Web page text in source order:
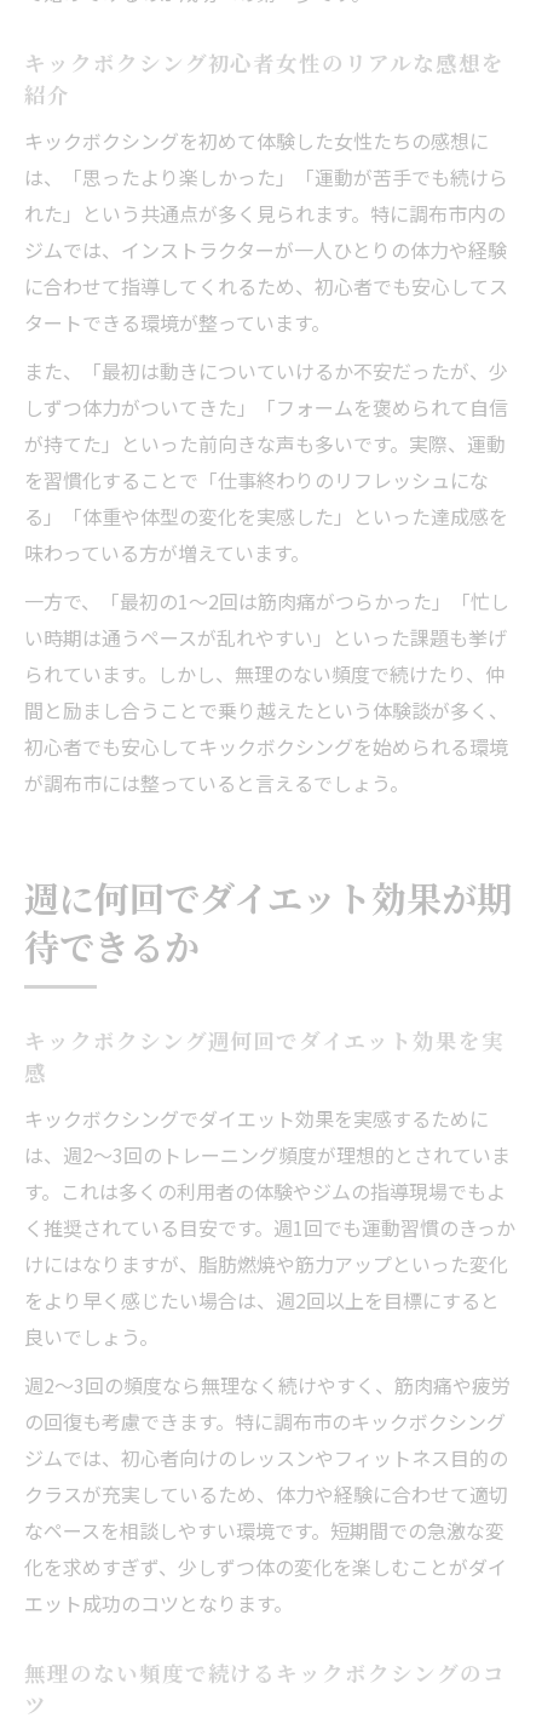
キックボクシング初心者女性のリアルな感想を
紹介
キックボクシングを初めて体験した女性たちの感想に
は、「思ったより楽しかった」「運動が苦手でも続けら
れた」という共通点が多く見られます。特に調布市内の
ジムでは、インストラクターが一人ひとりの体力や経験
に合わせて指導してくれるため、初心者でも安心してス
タートできる環境が整っています。
また、「最初は動きについていけるか不安だったが、少
しずつ体力がついてきた」「フォームを褒められて自信
が持てた」といった前向きな声も多いです。実際、運動
を習慣化することで「仕事終わりのリフレッシュにな
る」「体重や体型の変化を実感した」といった達成感を
味わっている方が増えています。
一方で、「最初の1～2回は筋肉痛がつらかった」「忙し
い時期は通うペースが乱れやすい」といった課題も挙げ
られています。しかし、無理のない頻度で続けたり、仲
間と励まし合うことで乗り越えたという体験談が多く、
初心者でも安心してキックボクシングを始められる環境
が調布市には整っていると言えるでしょう。
週に何回でダイエット効果が期
待できるか
キックボクシング週何回でダイエット効果を実
感
キックボクシングでダイエット効果を実感するために
は、週2〜3回のトレーニング頻度が理想的とされていま
す。これは多くの利用者の体験やジムの指導現場でもよ
く推奨されている目安です。週1回でも運動習慣のきっか
けにはなりますが、脂肪燃焼や筋力アップといった変化
をより早く感じたい場合は、週2回以上を目標にすると
良いでしょう。
週2〜3回の頻度なら無理なく続けやすく、筋肉痛や疲労
の回復も考慮できます。特に調布市のキックボクシング
ジムでは、初心者向けのレッスンやフィットネス目的の
クラスが充実しているため、体力や経験に合わせて適切
なペースを相談しやすい環境です。短期間での急激な変
化を求めすぎず、少しずつ体の変化を楽しむことがダイ
エット成功のコツとなります。
無理のない頻度で続けるキックボクシングのコ
ツ